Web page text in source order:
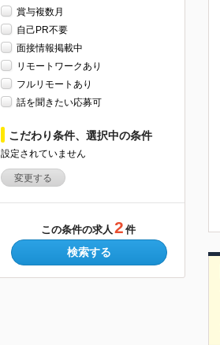
賞与複数月
自己PR不要
面接情報掲載中
リモートワークあり
フルリモートあり
話を聞きたい応募可
こだわり条件、選択中の条件
設定されていません
変更する
この条件の求人 2 件
検索する